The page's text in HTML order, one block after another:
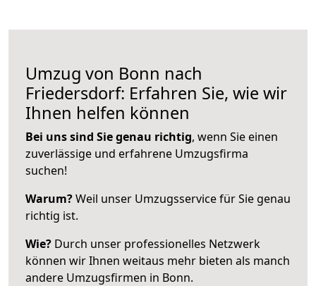
Umzug von Bonn nach
Friedersdorf: Erfahren Sie, wie wir
Ihnen helfen können
Bei uns sind Sie genau richtig, wenn Sie einen
zuverlässige und erfahrene Umzugsfirma
suchen!
Warum?Weil unser Umzugsservice für Sie genau
richtig ist.
Wie? Durch unser professionelles Netzwerk
können wir Ihnen weitaus mehr bieten als manch
andere Umzugsfirmen in Bonn.